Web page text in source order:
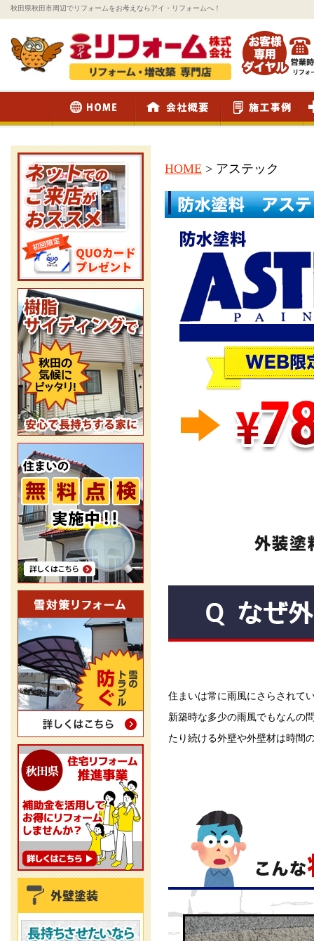
秋田県秋田市周辺でリフォームをお考えならアイ・リフォームへ！
HOME > アステック
住まいは常に雨風にさらされて
新築時な多少の雨風でもなんの
たり続ける外壁や外壁材は時間